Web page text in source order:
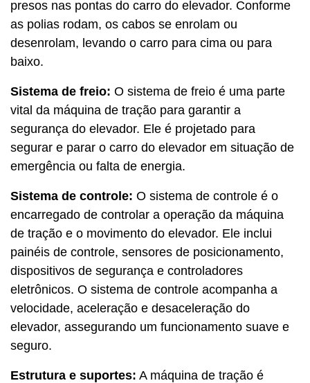
presos nas pontas do carro do elevador. Conforme
as polias rodam, os cabos se enrolam ou
desenrolam, levando o carro para cima ou para
baixo.
Sistema de freio: O sistema de freio é uma parte
vital da máquina de tração para garantir a
segurança do elevador. Ele é projetado para
segurar e parar o carro do elevador em situação de
emergência ou falta de energia.
Sistema de controle: O sistema de controle é o
encarregado de controlar a operação da máquina
de tração e o movimento do elevador. Ele inclui
painéis de controle, sensores de posicionamento,
dispositivos de segurança e controladores
eletrônicos. O sistema de controle acompanha a
velocidade, aceleração e desaceleração do
elevador, assegurando um funcionamento suave e
seguro.
Estrutura e suportes: A máquina de tração é